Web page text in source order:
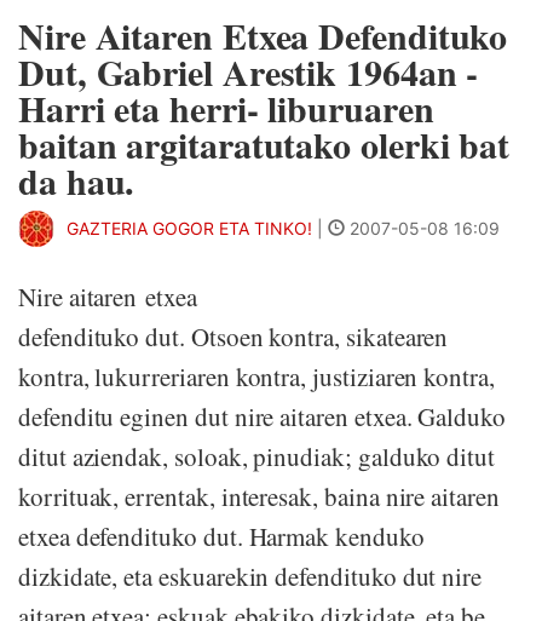
Nire Aitaren Etxea Defendituko
Dut, Gabriel Arestik 1964an -
Harri eta herri- liburuaren
baitan argitaratutako olerki bat
da hau.
GAZTERIA GOGOR ETA TINKO! 2007-05-08 16:09
Nire aitaren etxea
defendituko dut. Otsoen kontra, sikatearen
kontra, lukurreriaren kontra, justiziaren kontra,
defenditu eginen dut nire aitaren etxea. Galduko
ditut aziendak, soloak, pinudiak; galduko ditut
korrituak, errentak, interesak, baina nire aitaren
etxea defendituko dut. Harmak kenduko
dizkidate, eta eskuarekin defendituko dut nire